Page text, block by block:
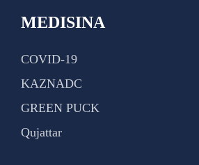
MEDISINA
COVID-19
KAZNADC
GREEN PUCK
Qujattar